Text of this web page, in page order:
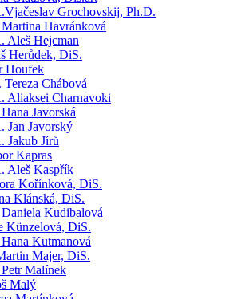
Grochovskij, Ph.D.
Havránková
Aleš Hejcman
Herůdek, DiS.
Houfek
Chábová
Aliaksei Charnavoki
Javorská
Jan Javorský
Jakub Jírů
Kapras
Aleš Kaspřík
Kořínková, DiS.
Klánská, DiS.
Kudibalová
Künzelová, DiS.
Kutmanová
Majer, DiS.
Malínek
Malý